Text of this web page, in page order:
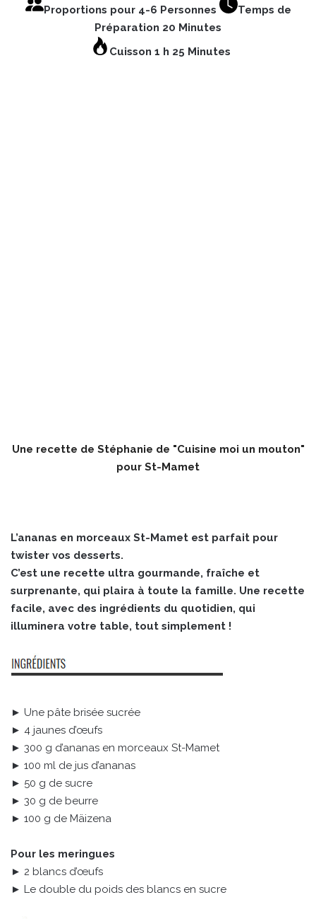
Proportions pour 4-6 Personnes
Temps de
Préparation 20 Minutes
Cuisson 1 h 25 Minutes
Une recette de Stéphanie de "Cuisine moi un mouton"
pour St-Mamet
L’ananas en morceaux St-Mamet est parfait pour
twister vos desserts.
C’est une recette ultra gourmande, fraîche et
surprenante, qui plaira à toute la famille. Une recette
facile, avec des ingrédients du quotidien, qui
illuminera votre table, tout simplement !
► Une pâte brisée sucrée
► 4 jaunes d’œufs
► 300 g d’ananas en morceaux St-Mamet
► 100 ml de jus d’ananas
► 50 g de sucre
► 30 g de beurre
► 100 g de Mäizena
Pour les meringues
► 2 blancs d’œufs
► Le double du poids des blancs en sucre